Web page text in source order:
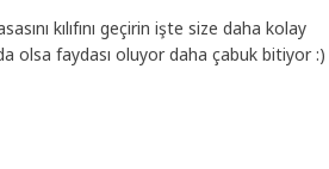
kılıfını geçirin işte size daha kolay
olsa faydası oluyor daha çabuk bitiyor :)